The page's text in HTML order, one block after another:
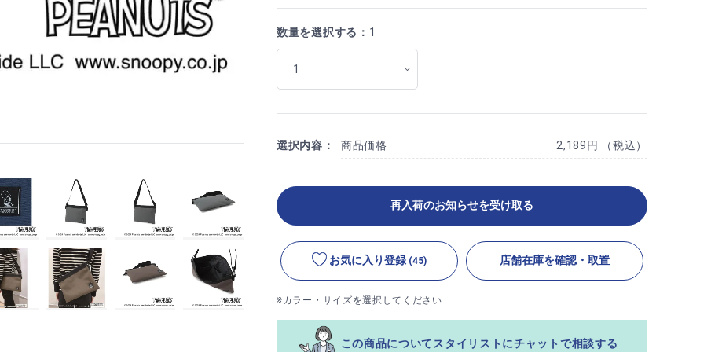
数量を選択する： 1
選択内容： 商品価格 2,189円 （税込）
再入荷のお知らせを受け取る
お気に入り登録 (45) 店舗在庫を確認・取置
※カラー・サイズを選択してください
この商品についてスタイリストにチャットで相談する